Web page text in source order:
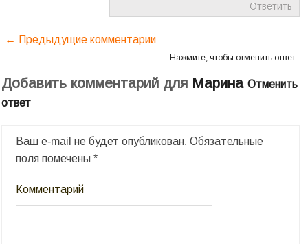
Ответить
← Предыдущие комментарии
Нажмите, чтобы отменить ответ.
Добавить комментарий для Марина Отменить
ответ
Ваш e-mail не будет опубликован. Обязательные
поля помечены*
Комментарий